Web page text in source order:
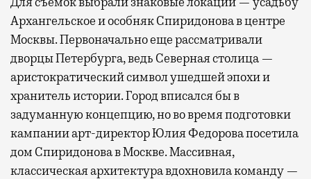
Архангельское и особняк Спиридонова в центре
Москвы. Первоначально еще рассматривали
дворцы Петербурга, ведь Северная столица —
аристократический символ ушедшей эпохи и
хранитель истории. Город вписался бы в
задуманную концепцию, но во время подготовки
кампании арт-директор Юлия Федорова посетила
дом Спиридонова в Москве. Массивная,
классическая архитектура вдохновила команду —